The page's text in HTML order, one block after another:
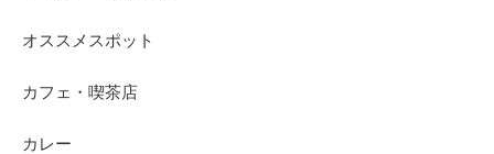
オススメスポット
カフェ・喫茶店
カレー